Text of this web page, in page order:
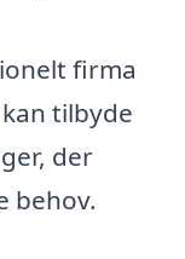
firma
tilbyde
der
behov.